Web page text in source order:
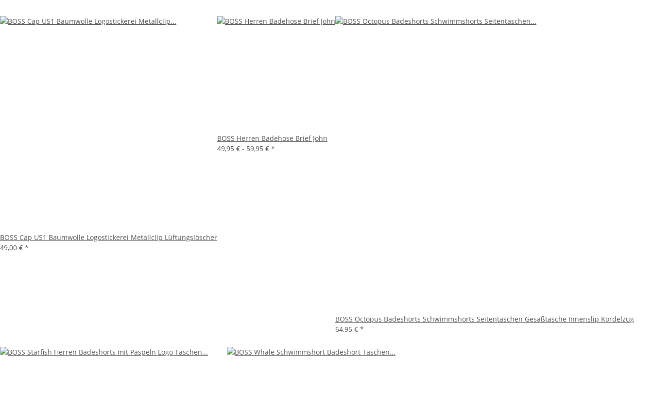
BOSS Cap US1 Baumwolle Logostickerei Metallclip Lüftungslöscher
49,00 € *
BOSS Herren Badehose Brief John
49,95 € - 59,95 € *
BOSS Octopus Badeshorts Schwimmshorts Seitentaschen Gesäßtasche Innenslip Kordelzug
64,95 € *